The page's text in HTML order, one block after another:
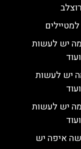
מה יש לעשות
יש לעשות
מה יש לעשות
איפה יש